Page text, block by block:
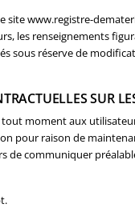
site www.registre-
les renseignements
sous réserve de
SUR
tout moment aux
pour raison de
de communiquer